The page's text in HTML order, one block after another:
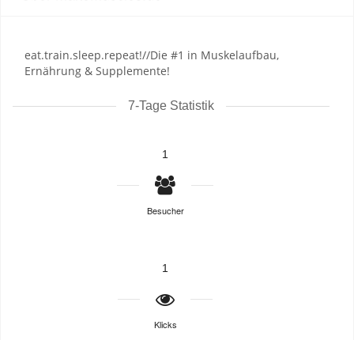
eat.train.sleep.repeat!//Die #1 in Muskelaufbau,
Ernährung & Supplemente!
7-Tage Statistik
1
Besucher
1
Klicks